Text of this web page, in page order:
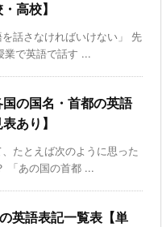
高校】
を話さなければいけない」 先
業で英語で話す ...
国の国名・首都の英語
あり】
たとえば次のように思った
「あの国の首都 ...
英語表記一覧表【単